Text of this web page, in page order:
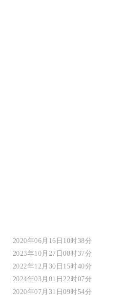
2020年06月16日10时38分
2023年10月27日08时37分
2022年12月30日15时40分
2024年03月01日22时07分
2020年07月31日09时54分